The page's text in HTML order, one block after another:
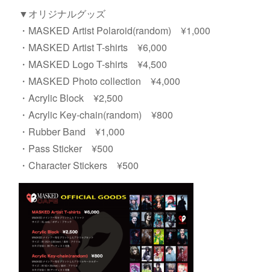
▼オリジナルグッズ
・MASKED Artist Polaroid(random) ¥1,000
・MASKED Artist T-shirts ¥6,000
・MASKED Logo T-shirts ¥4,500
・MASKED Photo collection ¥4,000
・Acrylic Block ¥2,500
・Acrylic Key-chain(random) ¥800
・Rubber Band ¥1,000
・Pass Sticker ¥500
・Character Stickers ¥500